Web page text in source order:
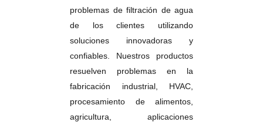
problemas de filtración de agua
de los clientes utilizando
soluciones innovadoras y
confiables. Nuestros productos
resuelven problemas en la
fabricación industrial, HVAC,
procesamiento de alimentos,
agricultura, aplicaciones